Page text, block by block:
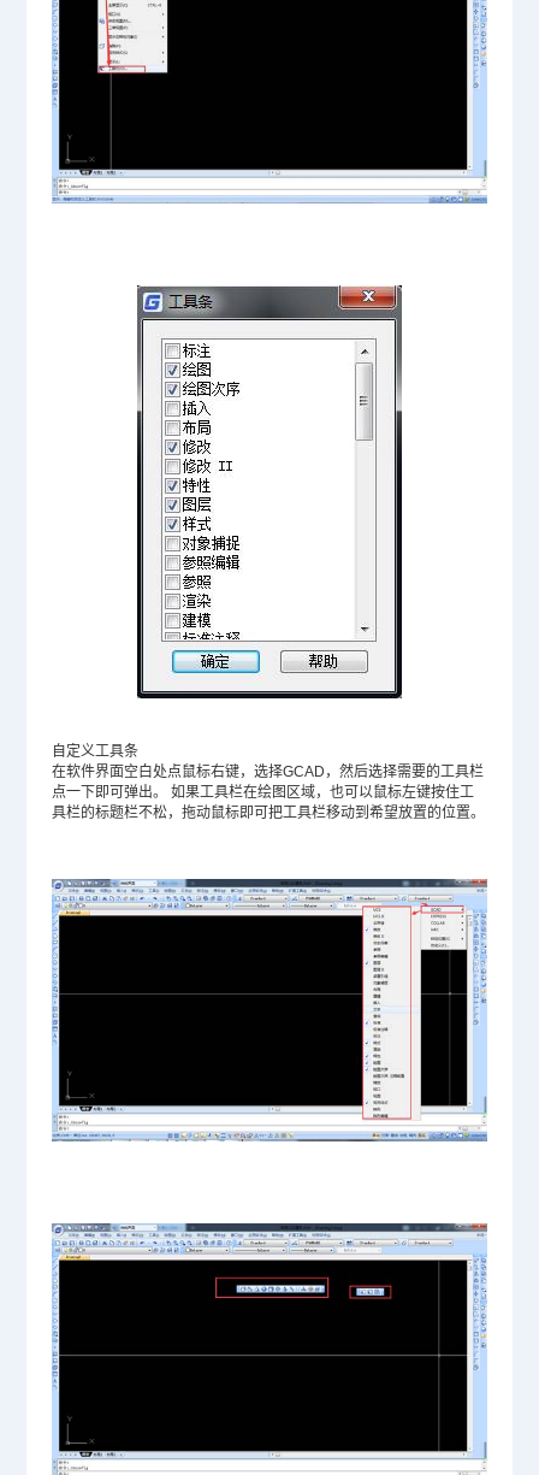
自定义工具条
在软件界面空白处点鼠标右键，选择GCAD，然后选择需要的工具栏
点一下即可弹出。 如果工具栏在绘图区域，也可以鼠标左键按住工
具栏的标题栏不松，拖动鼠标即可把工具栏移动到希望放置的位置。